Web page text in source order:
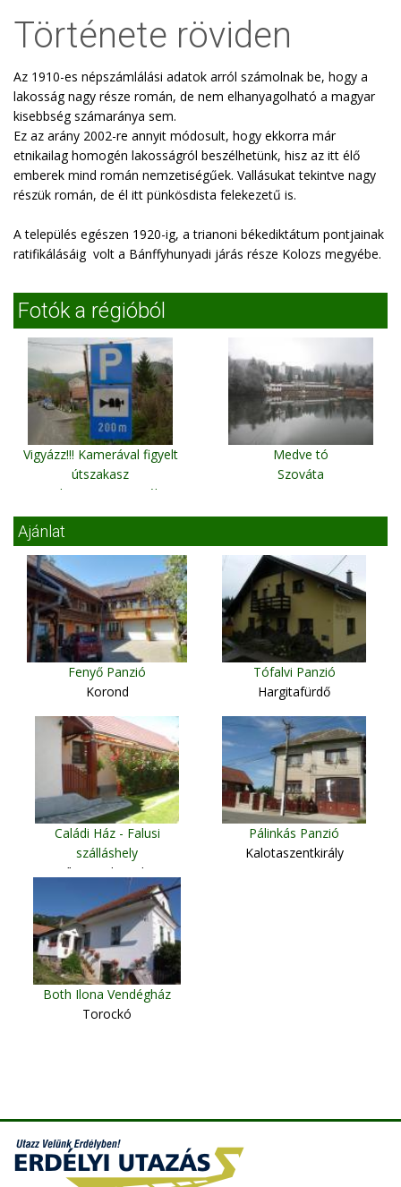
Története röviden
Az 1910-es népszámlálási adatok arról számolnak be, hogy a
lakosság nagy része román, de nem elhanyagolható a magyar
kisebbség számaránya sem.
Ez az arány 2002-re annyit módosult, hogy ekkorra már
etnikailag homogén lakosságról beszélhetünk, hisz az itt élő
emberek mind román nemzetiségűek. Vallásukat tekintve nagy
részük román, de él itt pünkösdista felekezetű is.
A település egészen 1920-ig, a trianoni békediktátum pontjainak
ratifikálásáig volt a Bánffyhunyadi járás része Kolozs megyébe.
Fotók a régióból
Vigyázz!!! Kamerával figyelt
útszakasz
Parajd (Hargita megyében
meg sok helyen)
Medve tó
Szováta
Ajánlat
Fenyő Panzió
Korond
Tófalvi Panzió
Hargitafürdő
Caládi Ház - Falusi
szálláshely
Csíkszentdomokos
Pálinkás Panzió
Kalotaszentkirály
Both Ilona Vendégház
Torockó